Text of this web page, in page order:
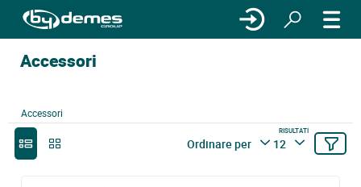
Accessori
Accessori
Ordinare per
RISULTATI
12